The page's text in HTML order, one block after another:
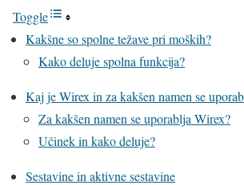
Toggle
Kakšne so spolne težave pri moških?
Kako deluje spolna funkcija?
Kaj je Wirex in za kakšen namen se
Za kakšen namen se uporablja Wirex?
Učinek in kako deluje?
Sestavine in aktivne sestavine